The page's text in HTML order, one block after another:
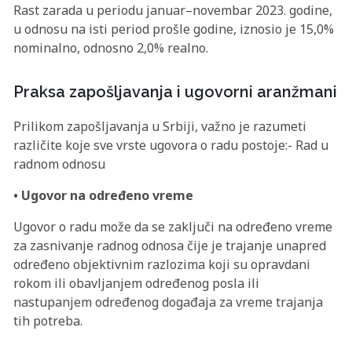
Rast zarada u periodu januar–novembar 2023. godine,
u odnosu na isti period prošle godine, iznosio je 15,0%
nominalno, odnosno 2,0% realno.
Praksa zapošljavanja i ugovorni aranžmani
Prilikom zapošljavanja u Srbiji, važno je razumeti
različite koje sve vrste ugovora o radu postoje:- Rad u
radnom odnosu
• Ugovor na određeno vreme
Ugovor o radu može da se zaključi na određeno vreme
za zasnivanje radnog odnosa čije je trajanje unapred
određeno objektivnim razlozima koji su opravdani
rokom ili obavljanjem određenog posla ili
nastupanjem određenog događaja za vreme trajanja
tih potreba.